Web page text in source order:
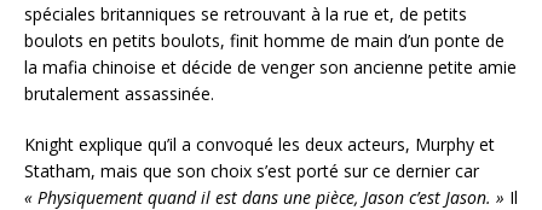
spéciales britanniques se retrouvant à la rue et, de petits
boulots en petits boulots, finit homme de main d’un ponte de
la mafia chinoise et décide de venger son ancienne petite amie
brutalement assassinée.
Knight explique qu’il a convoqué les deux acteurs, Murphy et
Statham, mais que son choix s’est porté sur ce dernier car
« Physiquement quand il est dans une pièce, Jason c’est Jason. » Il